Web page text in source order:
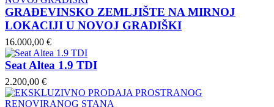
GRAĐEVINSKO ZEMLJIŠTE NA MIRNOJ
LOKACIJI U NOVOJ GRADIŠKI
16.000,00 €
Seat Altea 1.9 TDI
2.200,00 €